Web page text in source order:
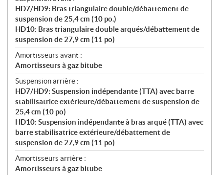
HD7/HD9: Bras triangulaire double/débattement de
suspension de 25,4 cm (10 po.)
HD10: Bras triangulaire double arqués/débattement de
suspension de 27,9 cm (11 po)
Amortisseurs avant :
Amortisseurs à gaz bitube
Suspension arrière :
HD7/HD9: Suspension indépendante (TTA) avec barre
stabilisatrice extérieure/débattement de suspension de
25,4 cm (10 po)
HD10: Suspension indépendante à bras arqué (TTA) avec
barre stabilisatrice extérieure/débattement de
suspension de 27,9 cm (11 po)
Amortisseurs arrière :
Amortisseurs à gaz bitube